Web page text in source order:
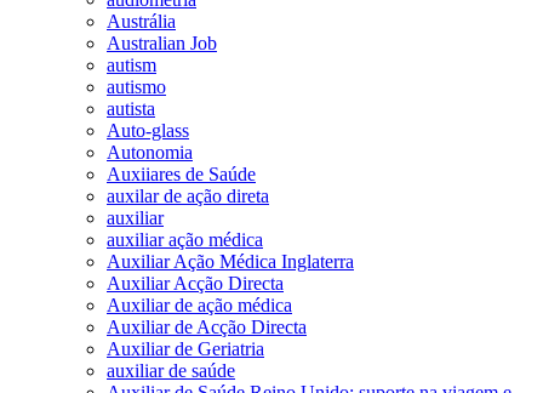
Austrália
Australian Job
autism
autismo
autista
Auto-glass
Autonomia
Auxiiares de Saúde
auxilar de ação direta
auxiliar
auxiliar ação médica
Auxiliar Ação Médica Inglaterra
Auxiliar Acção Directa
Auxiliar de ação médica
Auxiliar de Acção Directa
Auxiliar de Geriatria
auxiliar de saúde